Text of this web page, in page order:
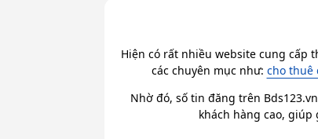
Hiện có rất nhiều website cung cấp
các chuyên mục như: cho thuê
Nhờ đó, số tin đăng trên
khách hàng cao,